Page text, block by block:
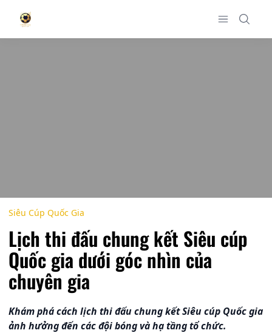
Siêu Cúp Quốc Gia
Lịch thi đấu chung kết Siêu cúp
Quốc gia dưới góc nhìn của
chuyên gia
Khám phá cách lịch thi đấu chung kết Siêu cúp Quốc gia
ảnh hưởng đến các đội bóng và hạ tầng tổ chức.